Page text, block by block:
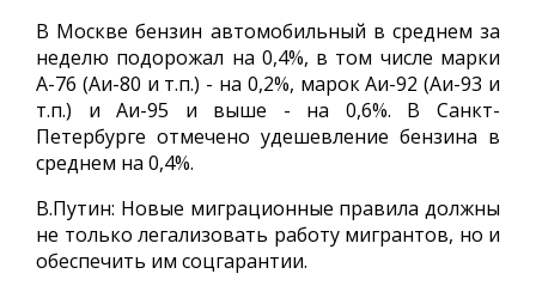
В Москве бензин автомобильный в среднем за
неделю подорожал на 0,4%, в том числе марки
А-76 (Аи-80 и т.п.) - на 0,2%, марок Аи-92 (Аи-93 и
т.п.) и Аи-95 и выше - на 0,6%. В Санкт-
Петербурге отмечено удешевление бензина в
среднем на 0,4%.
В.Путин: Новые миграционные правила должны
не только легализовать работу мигрантов, но и
обеспечить им соцгарантии.